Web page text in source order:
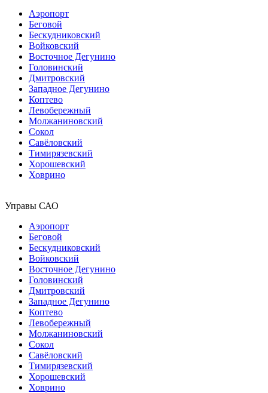
Аэропорт
Беговой
Бескудниковский
Войковский
Восточное Дегунино
Головинский
Дмитровский
Западное Дегунино
Коптево
Левобережный
Молжаниновский
Сокол
Савёловский
Тимирязевский
Хорошевский
Ховрино
Управы САО
Аэропорт
Беговой
Бескудниковский
Войковский
Восточное Дегунино
Головинский
Дмитровский
Западное Дегунино
Коптево
Левобережный
Молжаниновский
Сокол
Савёловский
Тимирязевский
Хорошевский
Ховрино